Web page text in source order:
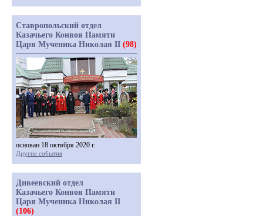
Ставропольский отдел
Казачьего Конвоя Памяти
Царя Мученика Николая II (98)
основан 18 октября 2020 г.
Другие события
Дивеевский отдел
Казачьего Конвоя Памяти
Царя Мученика Николая II
(106)